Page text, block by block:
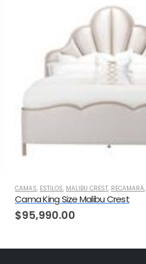
CAMAS, ESTILOS, MALIBU CREST, RECAMARA,
Cama King Size Malibu Crest
$95,990.00